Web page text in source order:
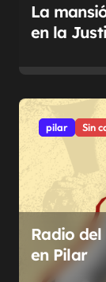
La
en la
pilar Sin
Radio
en Pilar